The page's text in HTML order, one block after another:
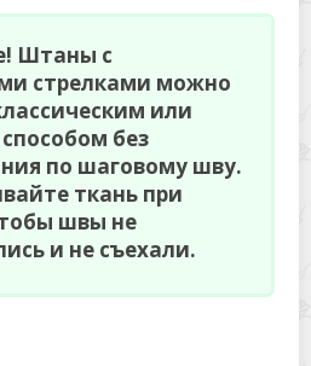
Штаны с
стрелками можно
или
без
по шаговому шву.
ткань при
швы не
и не съехали.